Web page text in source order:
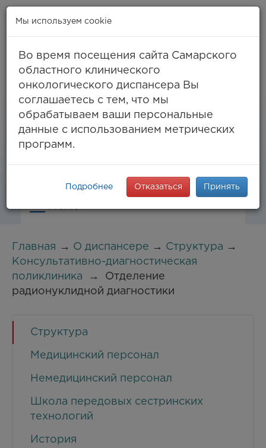
Самара, ул. Солнечная, 50
(тел. единый call-центр),
994-03-99факс
info@samaraonko.ru
Главная → О диспансере → Структура →
Консультативно-диагностическая
поликлиника
→ Отделение
радионуклидной диагностики
Структура
Медицинский персонал
Немедицинский персонал
Школа передовых сестринских
технологий
История
Мы используем cookie
Во время посещения сайта Самарского
областного клинического
онкологического диспансера Вы
соглашаетесь с тем, что мы
обрабатываем ваши персональные
данные с использованием метрических
программ.
Подробнее Отказаться Принять